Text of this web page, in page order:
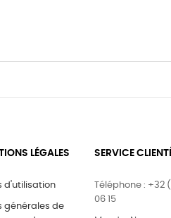
LÉGALES
d'utilisation
générales de
SERVICE
Téléphone : +32
06 15